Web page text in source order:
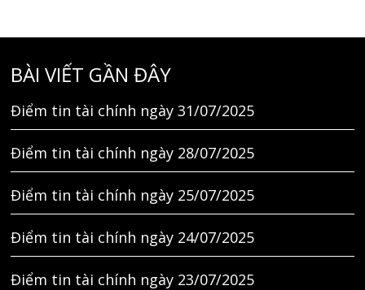
BÀI VIẾT GẦN ĐÂY
Điểm tin tài chính ngày 31/07/2025
Điểm tin tài chính ngày 28/07/2025
Điểm tin tài chính ngày 25/07/2025
Điểm tin tài chính ngày 24/07/2025
Điểm tin tài chính ngày 23/07/2025